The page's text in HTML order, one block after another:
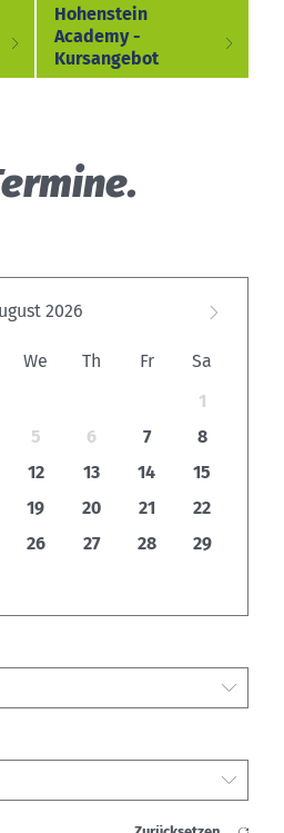
Hohenstein
Academy -
Kursangebot
2026
We Th Fr
Sa
1
5 6 7
8
12 13 14
15
19 20 21
22
26 27 28
29